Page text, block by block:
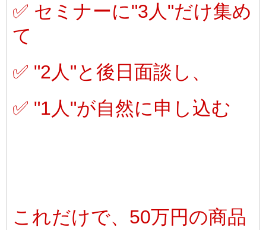
✅ セミナーに"3人"だけ集め
て
✅ "2人"と後日 面談し、
✅ "1人"が自然に申し込む
これだけで、50万円の商品